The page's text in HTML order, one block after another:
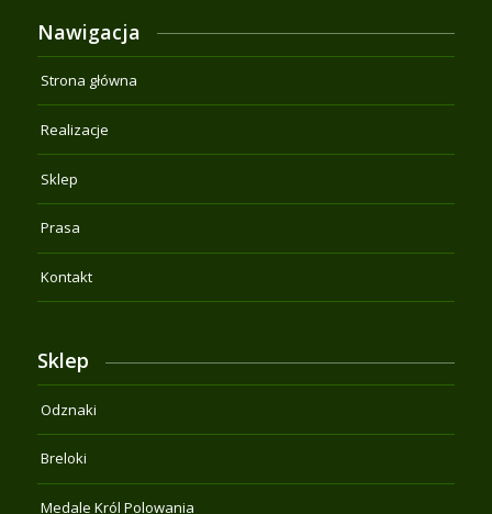
Nawigacja
Strona główna
Realizacje
Sklep
Prasa
Kontakt
Sklep
Odznaki
Breloki
Medale Król Polowania